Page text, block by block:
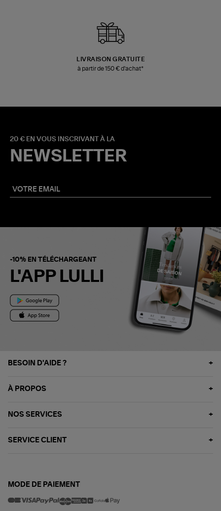
LIVRAISON GRATUITE
à partir de 150 € d'achat*
20 € EN VOUS INSCRIVANT À LA
NEWSLETTER
-10% EN TÉLÉCHARGEANT
L'APP LULLI
BESOIN D'AIDE ?
À PROPOS
NOS SERVICES
SERVICE CLIENT
MODE DE PAIEMENT